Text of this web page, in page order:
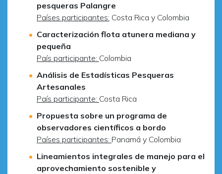
pesqueras Palangre
Países participantes: Costa Rica y Colombia
Caracterización flota atunera mediana y
pequeña
País participante: Colombia
Análisis de Estadísticas Pesqueras
Artesanales
País participante: Costa Rica
Propuesta sobre un programa de
observadores científicos a bordo
Países participantes: Panamá y Colombia
Lineamientos integrales de manejo para el
aprovechamiento sostenible y